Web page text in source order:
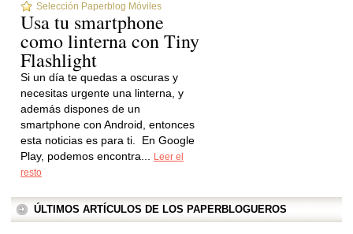
Selección Paperblog Móviles
Usa tu smartphone
como linterna con Tiny
Flashlight
Si un día te quedas a oscuras y
necesitas urgente una linterna, y
además dispones de un
smartphone con Android, entonces
esta noticias es para ti. En Google
Play, podemos encontra...
Leer el
resto
ÚLTIMOS ARTÍCULOS DE LOS PAPERBLOGUEROS